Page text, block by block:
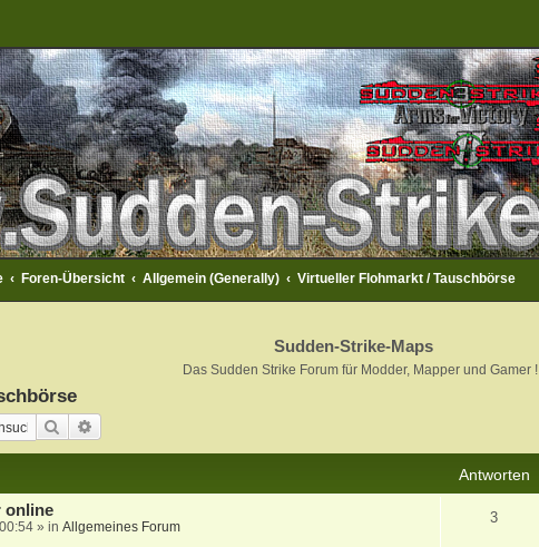
Foren-Übersicht Allgemein (Generally) Virtueller Flohmarkt / Tauschbörse
Sudden-Strike-Maps
Das Sudden Strike Forum für Modder, Mapper und Gamer !
Suche
Antworten
online
» in Allgemeines Forum
3